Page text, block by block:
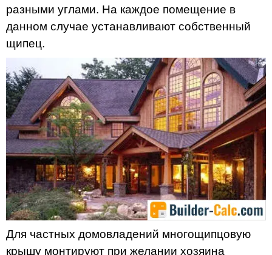
разными углами. На каждое помещение в
данном случае устанавливают собственный
щипец.
Для частных домовладений многощипцовую
крышу монтируют при желании хозяина